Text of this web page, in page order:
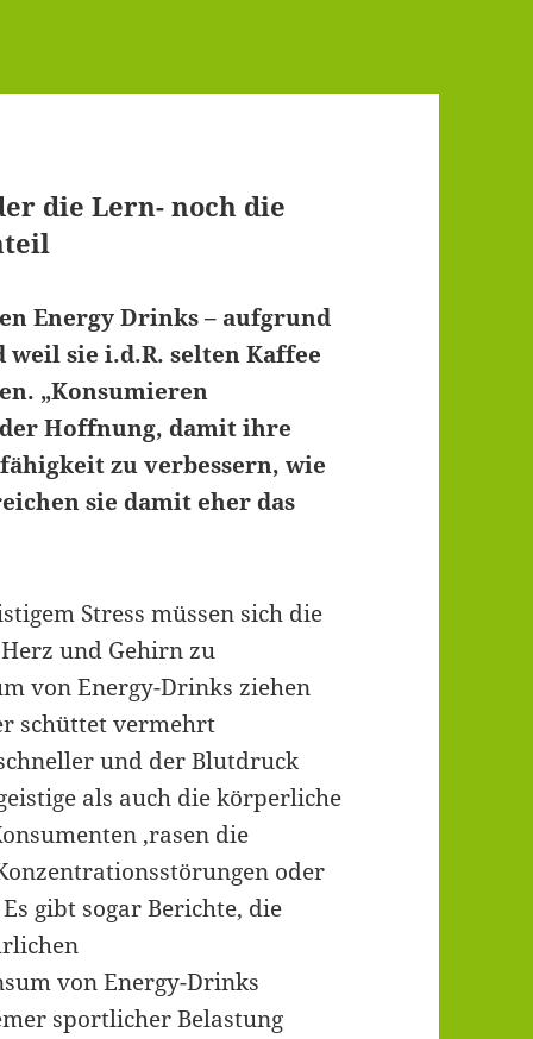
die Lern- noch die
Energy Drinks – aufgrund
sie i.d.R. selten Kaffee
„Konsumieren
Hoffnung, damit ihre
zu verbessern, wie
sie damit eher das
Stress müssen sich die
und Gehirn zu
von Energy-Drinks ziehen
schüttet vermehrt
und der Blutdruck
als auch die körperliche
‚rasen die
oder
gibt sogar Berichte, die
von Energy-Drinks
sportlicher Belastung